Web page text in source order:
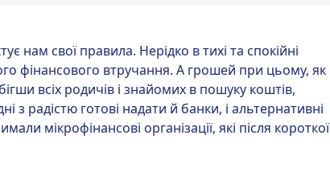
нам свої правила. Нерідко в тихі та спокійні
фінансового втручання. А грошей при цьому, як
всіх родичів і знайомих в пошуку коштів,
з радістю готові надати й банки, і альтернативні
мікрофінансові організації, які після короткої